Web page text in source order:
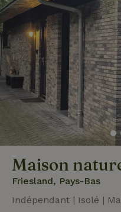
Maison
Friesland, Pays-Bas
Indépendant | Isolé |